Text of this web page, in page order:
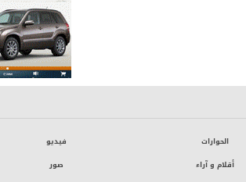
الحوارات
أقلام و آراء
فيديو
صور